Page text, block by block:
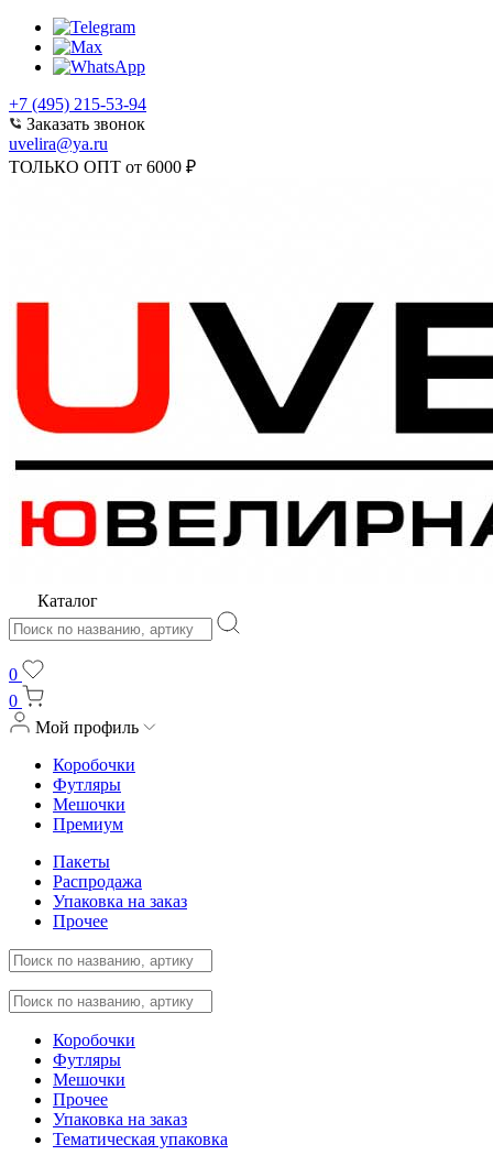
+7 (495) 215-53-94
Заказать звонок
uvelira@ya.ru
ТОЛЬКО ОПТ от 6000 ₽
Каталог
0
0
Мой профиль
Коробочки
Футляры
Мешочки
Премиум
Пакеты
Распродажа
Упаковка на заказ
Прочее
Коробочки
Футляры
Мешочки
Прочее
Упаковка на заказ
Тематическая упаковка